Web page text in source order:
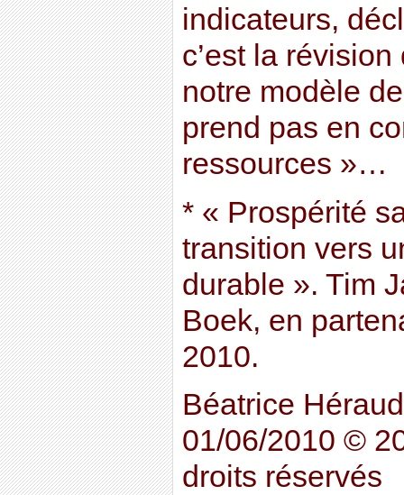
indicateurs,
c’est la
notre modèle
prend pas en
ressources »…
* « Prospérité
transition vers
durable ». Tim
Boek, en
2010.
Béatrice
01/06/2010 ©
droits réservés